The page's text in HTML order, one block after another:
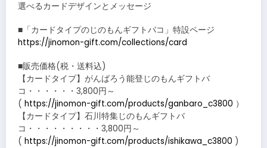
選べるカードデザインとメッセージ
■「カードタイプのじのもんギフトバコ」特設ページ
https://jinomon-gift.com/collections/card
■販売価格(税・送料込)
【カードタイプ】がんばろう能登じのもんギフトバ
コ・・・・・・3,800円～
( https://jinomon-gift.com/products/ganbaro_c3800 ）
【カードタイプ】石川特集じのもんギフトバ
コ・・・・・・・・・3,800円～
( https://jinomon-gift.com/products/ishikawa_c3800 )